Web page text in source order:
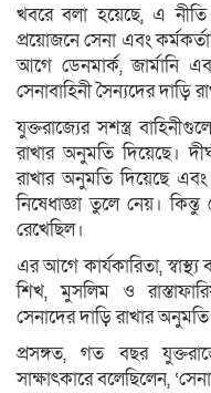
খবরে বলা হয়েছে, এ নীতি
প্রয়োজনে সেনা এবং
আগে ডেনমার্ক, জার্মানি
সেনাবাহিনী সৈন্যদের দাড়ি
যুক্তরাজ্যের সশস্ত্র
রাখার অনুমতি দিয়েছে।
রাখার অনুমতি দিয়েছে
নিষেধাজ্ঞা তুলে নেয়।
রেখেছিল।
এর আগে কার্যকারিতা,
শিখ, মুসলিম ও
সেনাদের দাড়ি রাখার অনুমতি
প্রসঙ্গত, গত বছর
সাক্ষাৎকারে বলেছিলেন,